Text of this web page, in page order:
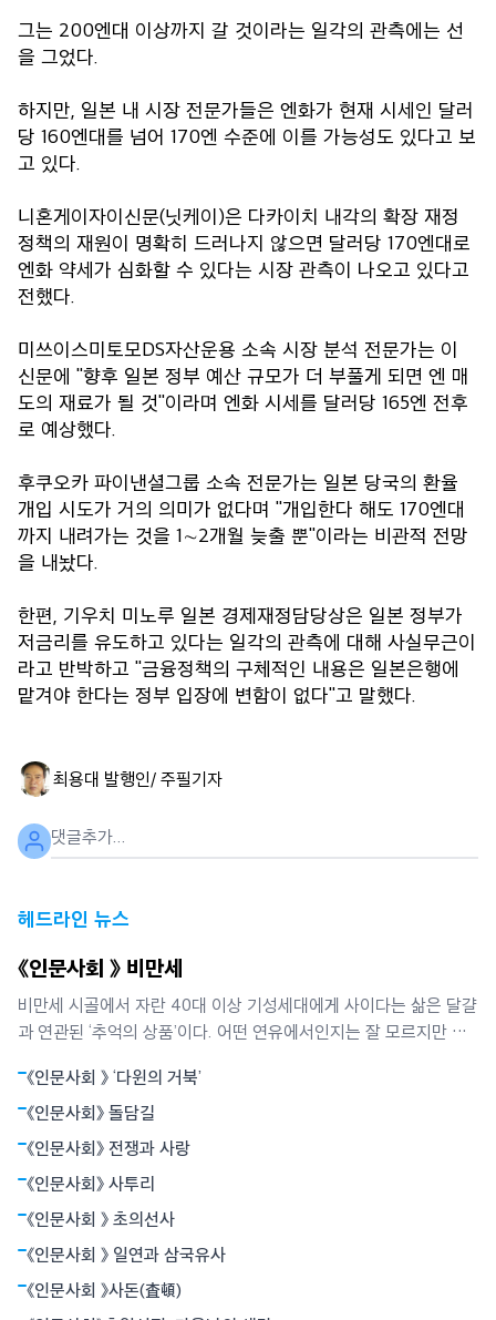
그는 200엔대 이상까지 갈 것이라는 일각의 관측에는 선
을 그었다.
하지만, 일본 내 시장 전문가들은 엔화가 현재 시세인 달러
당 160엔대를 넘어 170엔 수준에 이를 가능성도 있다고 보
고 있다.
니혼게이자이신문(닛케이)은 다카이치 내각의 확장 재정
정책의 재원이 명확히 드러나지 않으면 달러당 170엔대로
엔화 약세가 심화할 수 있다는 시장 관측이 나오고 있다고
전했다.
미쓰이스미토모DS자산운용 소속 시장 분석 전문가는 이
신문에 "향후 일본 정부 예산 규모가 더 부풀게 되면 엔 매
도의 재료가 될 것"이라며 엔화 시세를 달러당 165엔 전후
로 예상했다.
후쿠오카 파이낸셜그룹 소속 전문가는 일본 당국의 환율
개입 시도가 거의 의미가 없다며 "개입한다 해도 170엔대
까지 내려가는 것을 1∼2개월 늦출 뿐"이라는 비관적 전망
을 내놨다.
한편, 기우치 미노루 일본 경제재정담당상은 일본 정부가
저금리를 유도하고 있다는 일각의 관측에 대해 사실무근이
라고 반박하고 "금융정책의 구체적인 내용은 일본은행에
맡겨야 한다는 정부 입장에 변함이 없다"고 말했다.
최용대 발행인/ 주필기자
헤드라인 뉴스
《인문사회 》 비만세
비만세 시골에서 자란 40대 이상 기성세대에게 사이다는 삶은 달걀
과 연관된 ‘추억의 상품’이다. 어떤 연유에서인지는 잘 모르지만 사
‘실과 바늘’ 같은 존재였다. 달걀을 먹으면서 목이 메지 않게 하거나
소화를 돕는 기능은 두번째였고, 당시에는 매우 귀했던 탄산음료 특
유의 톡 쏘는 맛이
《인문사회 》 ‘다윈의 거북’
《인문사회》 돌담길
《인문사회》 전쟁과 사랑
《인문사회》 사투리
《인문사회 》 초의선사
《인문사회 》 일연과 삼국유사
《인문사회 》사돈(査頓)